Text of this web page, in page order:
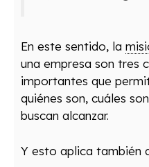
En este sentido, la
una empresa son tres
importantes que
quiénes son, cuáles
buscan alcanzar.
Y esto aplica también